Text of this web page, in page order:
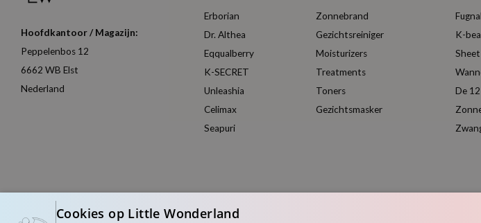
Hoofdkantoor / Magazijn:
Peppelenbos 12
6662 WB Elst
Nederland
Erborian
Dr. Althea
Eqqualberry
K-SECRET
Unleashia
Celimax
Seapuri
Zonnebrand
Gezichtsreiniger
Moisturizers
Treatments
Toners
Gezichtsmasker
K-
De
Cookies op Little Wonderland